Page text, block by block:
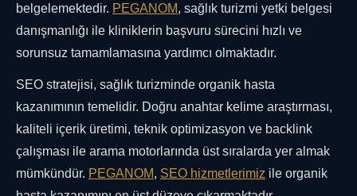
belgelemektedir. PEGANOM, sağlık turizmi yetki belgesi
danışmanlığı ile kliniklerin başvuru sürecini hızlı ve
sorunsuz tamamlamasına yardımcı olmaktadır.
SEO stratejisi, sağlık turizminde organik hasta
kazanımının temelidir. Doğru anahtar kelime araştırması,
kaliteli içerik üretimi, teknik optimizasyon ve backlink
çalışması ile arama motorlarında üst sıralarda yer almak
mümkündür. PEGANOM, SEO hizmetlerimiz ile organik